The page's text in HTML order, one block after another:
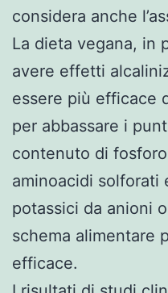
considera anche
La dieta vegana, in
avere effetti
essere più efficace
per abbassare i
contenuto di
aminoacidi solforati
potassici da anioni
schema alimentare
efficace.